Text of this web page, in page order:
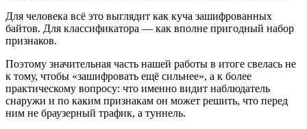
Для человека всё это выглядит как куча зашифрованных
байтов. Для классификатора — как вполне пригодный набор
признаков.
Поэтому значительная часть нашей работы в итоге свелась не
к тому, чтобы «зашифровать ещё сильнее», а к более
практическому вопросу: что именно видит наблюдатель
снаружи и по каким признакам он может решить, что перед
ним не браузерный трафик, а туннель.